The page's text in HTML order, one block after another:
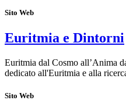
Sito Web
Euritmia e Dintorni
Euritmia dal Cosmo all’Anima
dedicato all'Euritmia e alla
Sito Web